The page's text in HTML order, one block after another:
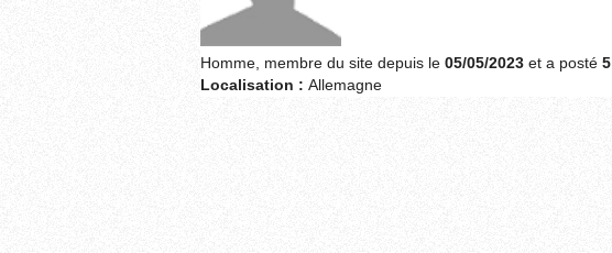
Homme, membre du site depuis le 05/05/2023 et a posté 5
Localisation : Allemagne